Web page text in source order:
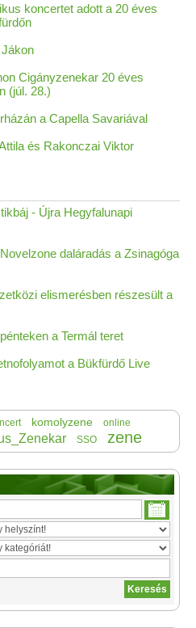
koncertet adott a 20 éves
Cigányzenekar 20 éves
(júl. 28.)
a Capella Savariával
és Rakonczai Viktor
- Újra Hegyfalunapi
daláradás a Zsinagóga
elismerésben részesült a
a Termál teret
a Bükfürdő Live
komolyzene online
SSO zene